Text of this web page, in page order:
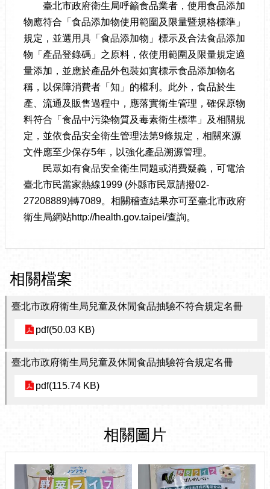
臺北市政府衛生局呼籲食品業者，使用食品添加
物應符合「食品添加物使用範圍及限量暨規格標準」
規定，並選用具「食品添加物」標示及合法食品添加
物「產品登錄碼」之原料，依使用範圍及限量規定適
量添加，並應於產品外包裝如實標示食品添加物名
稱，以保障消費者「知」的權利。此外，食品於生
產、流通及販售過程中，應落實衛生管理，確保原物
料符合「食品中污染物質及毒素衛生標準」及相關規
定，並依食品安全衛生管理法第9條規定，相關來源
文件應至少保存5年，以強化產品溯源管理。
民眾如有食品安全衛生問題或消費疑義，可電洽
臺北市民當家熱線1999 (外縣市民眾請撥02-
27208889)轉7089。相關稽查結果亦可至臺北市政府
衛生局網站http://health.gov.taipei/查詢。
相關檔案
臺北市政府衛生局兒童及休閒食品抽驗不符合規定名冊
pdf(50.03 KB)
臺北市政府衛生局兒童及休閒食品抽驗符合規定名冊
pdf(115.74 KB)
相關圖片